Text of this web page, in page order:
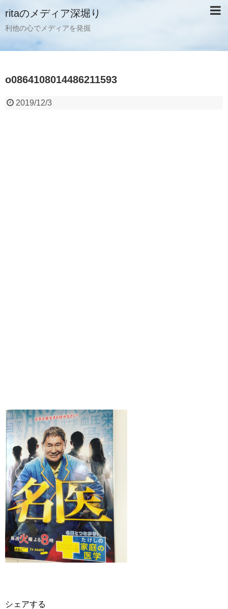
ritaのメディア深堀り
利他の心でメディアを発掘
o0864108014486211593
2019/12/3
シェアする